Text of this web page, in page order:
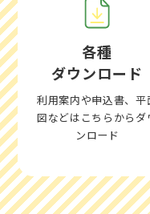
各種
ダウンロード
利用案内や申込書、平
図などはこちらからダ
ンロード